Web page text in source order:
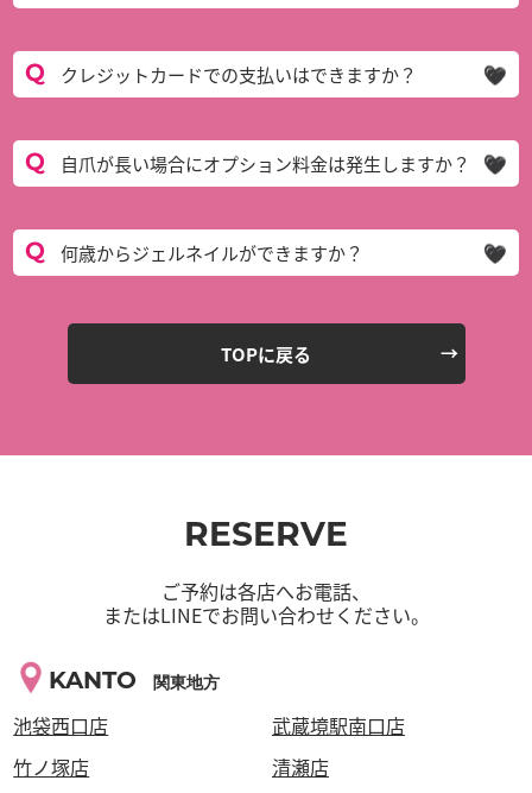
クレジットカードでの支払いはできますか？
自爪が長い場合にオプション料金は発生しますか？
何歳からジェルネイルができますか？
TOPに戻る
RESERVE
ご予約は各店へお電話、
またはLINEでお問い合わせください。
KANTO 関東地方
池袋西口店
武蔵境駅南口店
竹ノ塚店
清瀬店